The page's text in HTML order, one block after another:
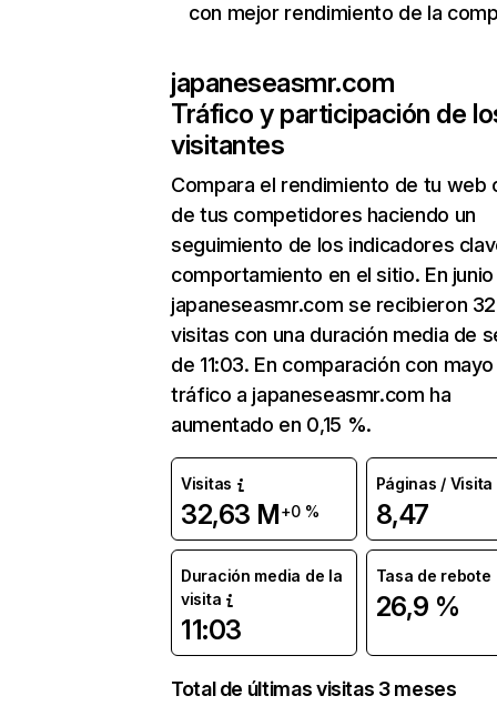
con mejor rendimiento de la
japaneseasmr.com
Tráfico y participación de
visitantes
Compara el rendimiento de tu web
de tus competidores haciendo un
seguimiento de los indicadores
comportamiento en el sitio. En junio
japaneseasmr.com se recibieron
visitas con una duración media de
de 11:03. En comparación con
tráfico a japaneseasmr.com ha
aumentado en 0,15 %.
Visitas
32,63 M+0 %
Páginas / Visita
8,47
Duración media de la
visita
11:03
Tasa de rebote
26,9 %
Total de últimas visitas 3 meses